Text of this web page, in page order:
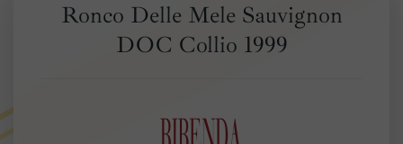
Ronco Delle Mele Sauvignon
DOC Collio 1999